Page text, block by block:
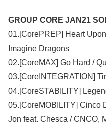
GROUP CORE JAN21
01.[CorePREP] Heart
Imagine Dragons
02.[CoreMAX] Go Hard /
03.[CoreINTEGRATION]
04.[CoreSTABILITY]
05.[CoreMOBILITY] Cinco
Jon feat. Chesca / CNCO,